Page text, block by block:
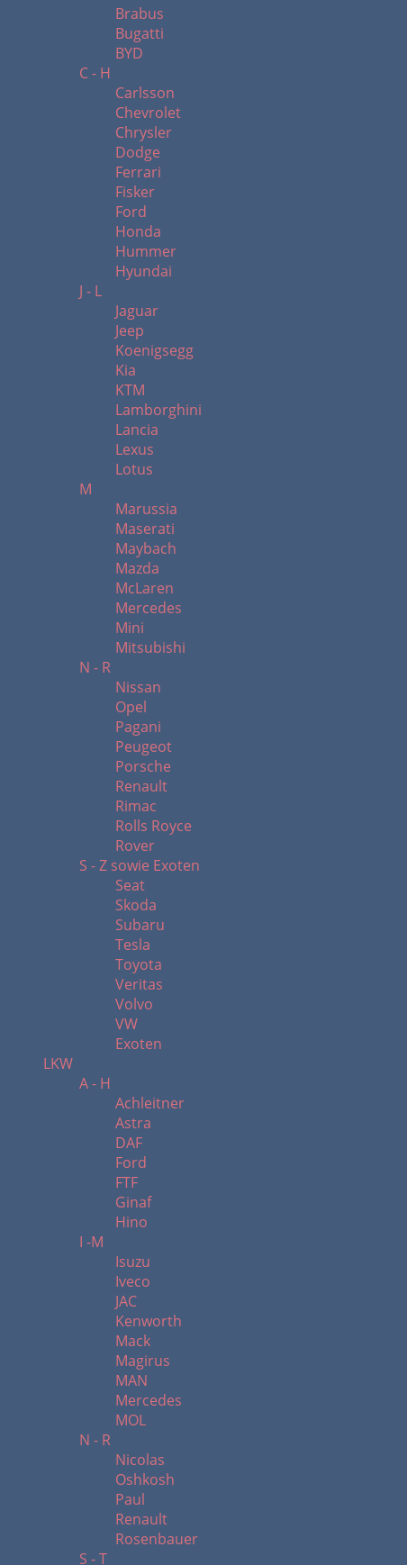
Brabus
Bugatti
BYD
C - H
Carlsson
Chevrolet
Chrysler
Dodge
Ferrari
Fisker
Ford
Honda
Hummer
Hyundai
J - L
Jaguar
Jeep
Koenigsegg
Kia
KTM
Lamborghini
Lancia
Lexus
Lotus
M
Marussia
Maserati
Maybach
Mazda
McLaren
Mercedes
Mini
Mitsubishi
N - R
Nissan
Opel
Pagani
Peugeot
Porsche
Renault
Rimac
Rolls Royce
Rover
S - Z sowie Exoten
Seat
Skoda
Subaru
Tesla
Toyota
Veritas
Volvo
VW
Exoten
LKW
A - H
Achleitner
Astra
DAF
Ford
FTF
Ginaf
Hino
I -M
Isuzu
Iveco
JAC
Kenworth
Mack
Magirus
MAN
Mercedes
MOL
N - R
Nicolas
Oshkosh
Paul
Renault
Rosenbauer
S - T